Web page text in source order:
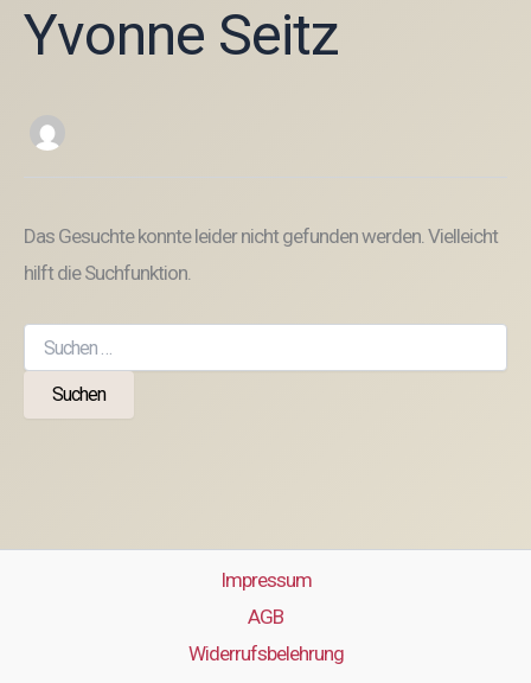
Yvonne Seitz
Das Gesuchte konnte leider nicht gefunden werden. Vielleicht
hilft die Suchfunktion.
nach:
Impressum
AGB
Widerrufsbelehrung